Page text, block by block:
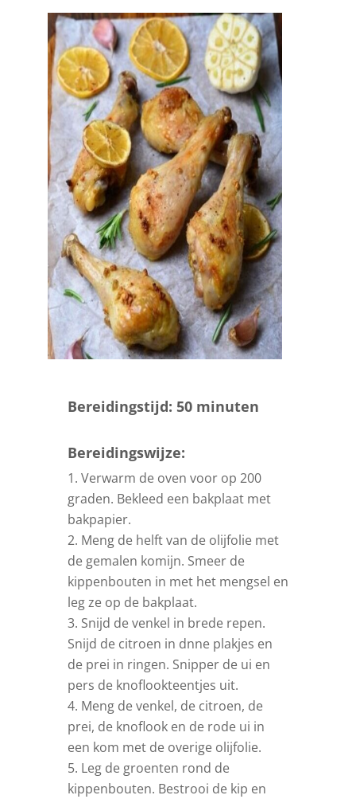
Bereidingstijd: 50 minuten
Bereidingswijze:
Verwarm de oven voor op 200
graden. Bekleed een bakplaat met
bakpapier.
Meng de helft van de olijfolie met
de gemalen komijn. Smeer de
kippenbouten in met het mengsel en
leg ze op de bakplaat.
Snijd de venkel in brede repen.
Snijd de citroen in dnne plakjes en
de prei in ringen. Snipper de ui en
pers de knoflookteentjes uit.
Meng de venkel, de citroen, de
prei, de knoflook en de rode ui in
een kom met de overige olijfolie.
Leg de groenten rond de
kippenbouten. Bestrooi de kip en